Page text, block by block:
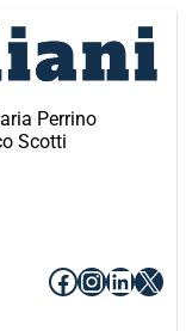
Perrino
Scotti
Facebook
X